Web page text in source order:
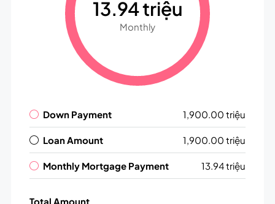
13.94 triệu
Monthly
Down Payment 1,900.00 triệu
Loan Amount 1,900.00 triệu
Monthly Mortgage Payment 13.94 triệu
Total Amount